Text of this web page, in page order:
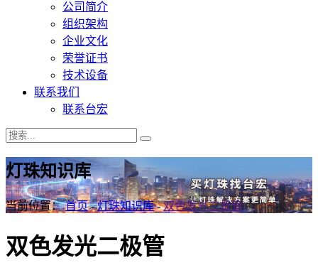
公司简介
组织架构
企业文化
荣誉证书
技术设备
联系我们
联系台宏
灯珠知识库
当前位置：首页-灯珠知识库-双色发光二极管
双色发光二极管